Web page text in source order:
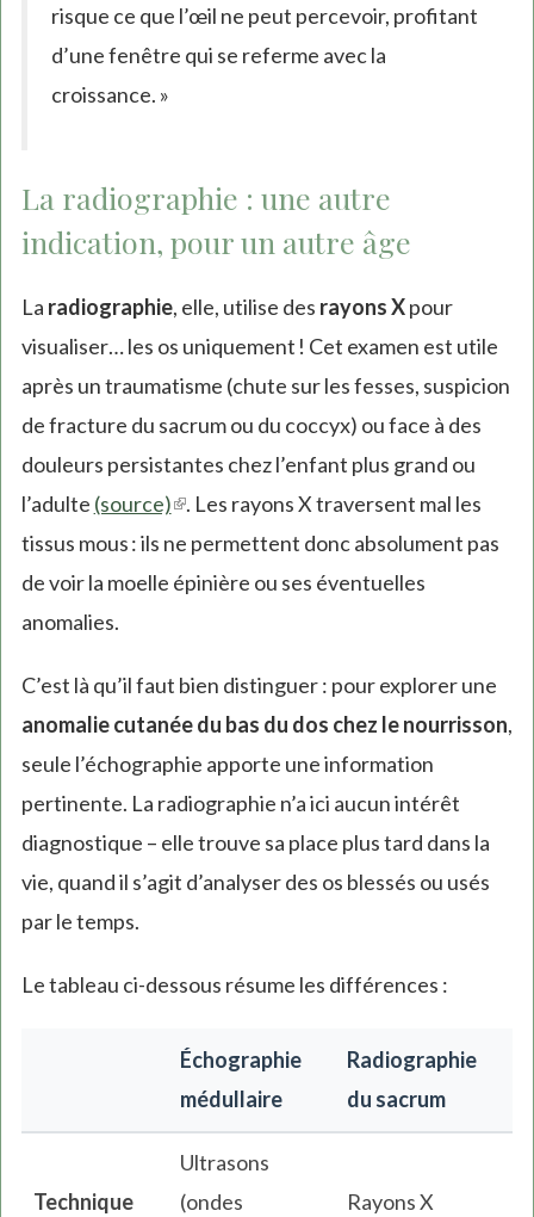
risque ce que l’œil ne peut percevoir, profitant
d’une fenêtre qui se referme avec la
croissance. »
La radiographie : une autre
indication, pour un autre âge
La radiographie, elle, utilise des rayons Xpour
visualiser… les os uniquement ! Cet examen est utile
après un traumatisme (chute sur les fesses, suspicion
de fracture du sacrum ou du coccyx) ou face à des
douleurs persistantes chez l’enfant plus grand ou
l’adulte (source)(link
is
external)
. Les rayons X traversent mal les
tissus mous : ils ne permettent donc absolument pas
de voir la moelle épinière ou ses éventuelles
anomalies.
C’est là qu’il faut bien distinguer : pour explorer une
anomalie cutanée du bas du dos chez le nourrisson,
seule l’échographie apporte une information
pertinente. La radiographie n’a ici aucun intérêt
diagnostique – elle trouve sa place plus tard dans la
vie, quand il s’agit d’analyser des os blessés ou usés
par le temps.
Le tableau ci-dessous résume les différences :
Échographie
médullaire
Radiographie
du sacrum
Technique
Ultrasons
(ondes
Rayons X